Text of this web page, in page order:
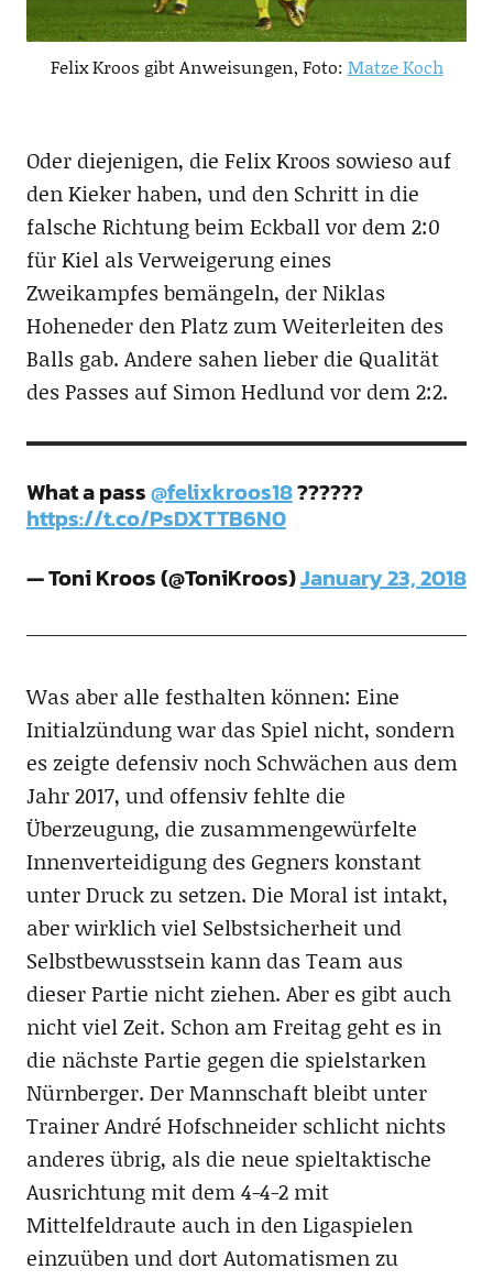
Felix Kroos gibt Anweisungen, Foto: Matze Koch
Oder diejenigen, die Felix Kroos sowieso auf
den Kieker haben, und den Schritt in die
falsche Richtung beim Eckball vor dem 2:0
für Kiel als Verweigerung eines
Zweikampfes bemängeln, der Niklas
Hoheneder den Platz zum Weiterleiten des
Balls gab. Andere sahen lieber die Qualität
des Passes auf Simon Hedlund vor dem 2:2.
What a pass@felixkroos18??????
https://t.co/PsDXTTB6N0
— Toni Kroos (@ToniKroos)January 23, 2018
Was aber alle festhalten können: Eine
Initialzündung war das Spiel nicht, sondern
es zeigte defensiv noch Schwächen aus dem
Jahr 2017, und offensiv fehlte die
Überzeugung, die zusammengewürfelte
Innenverteidigung des Gegners konstant
unter Druck zu setzen. Die Moral ist intakt,
aber wirklich viel Selbstsicherheit und
Selbstbewusstsein kann das Team aus
dieser Partie nicht ziehen. Aber es gibt auch
nicht viel Zeit. Schon am Freitag geht es in
die nächste Partie gegen die spielstarken
Nürnberger. Der Mannschaft bleibt unter
Trainer André Hofschneider schlicht nichts
anderes übrig, als die neue spieltaktische
Ausrichtung mit dem 4-4-2 mit
Mittelfeldraute auch in den Ligaspielen
einzuüben und dort Automatismen zu